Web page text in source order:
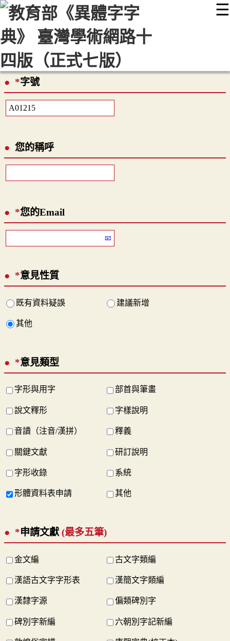
☰
::: 最新消息 常見問題 編輯說明
顯示模式
網站導覽
*字號
您的稱呼
*您的Email
*意見性質
既有資料疑誤 建議新增
其他
*意見類型
字形與用字 部首與筆畫
說文釋形 字樣說明
音讀（注音/漢拼） 釋義
關鍵文獻 研訂說明
字形收錄 系統
形體資料表申請 其他
*申請文獻 (最多五筆)
金文編 古文字類編
漢語古文字字形表 漢簡文字類編
漢隸字源 偏類碑別字
碑別字新編 六朝別字記新編